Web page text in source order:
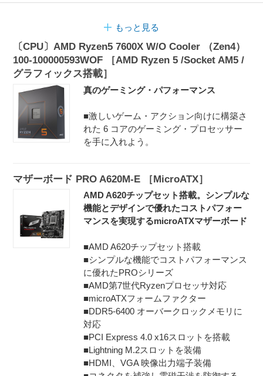
もっと見る
〔CPU〕AMD Ryzen5 7600X W/O Cooler （Zen4）
100-100000593WOF ［AMD Ryzen 5 /Socket AM5 /
グラフィックス搭載］
真のゲーミング・パフォーマンス
■激しいゲーム・アクション向けに構築さ
れた 6 コアのゲーミング・プロセッサー
を手に入れよう。
マザーボード PRO A620M-E ［MicroATX］
AMD A620チップセット搭載。シンプルな
機能とデザインで優れたコストパフォー
マンスを実現するmicroATXマザーボード
■AMD A620チップセット搭載
■シンプルな機能でコストパフォーマンス
に優れたPROシリーズ
■AMD第7世代Ryzenプロセッサ対応
■microATXフォームファクター
■DDR5-6400 オーバークロックメモリに
対応
■PCI Express 4.0 x16スロットを搭載
■Lightning M.2スロットを装備
■HDMI、VGA 映像出力端子装備